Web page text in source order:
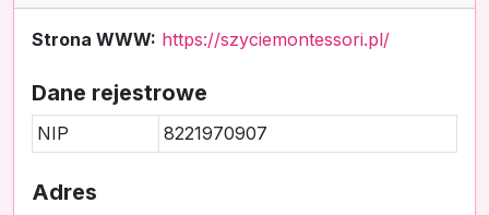
Strona WWW: https://szyciemontessori.pl/
Dane rejestrowe
NIP 8221970907
Adres